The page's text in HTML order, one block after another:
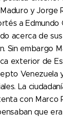
y Jorge
a Edmundo
acerca de
Sin embargo
exterior de
Venezuela
La
con Marco
que era